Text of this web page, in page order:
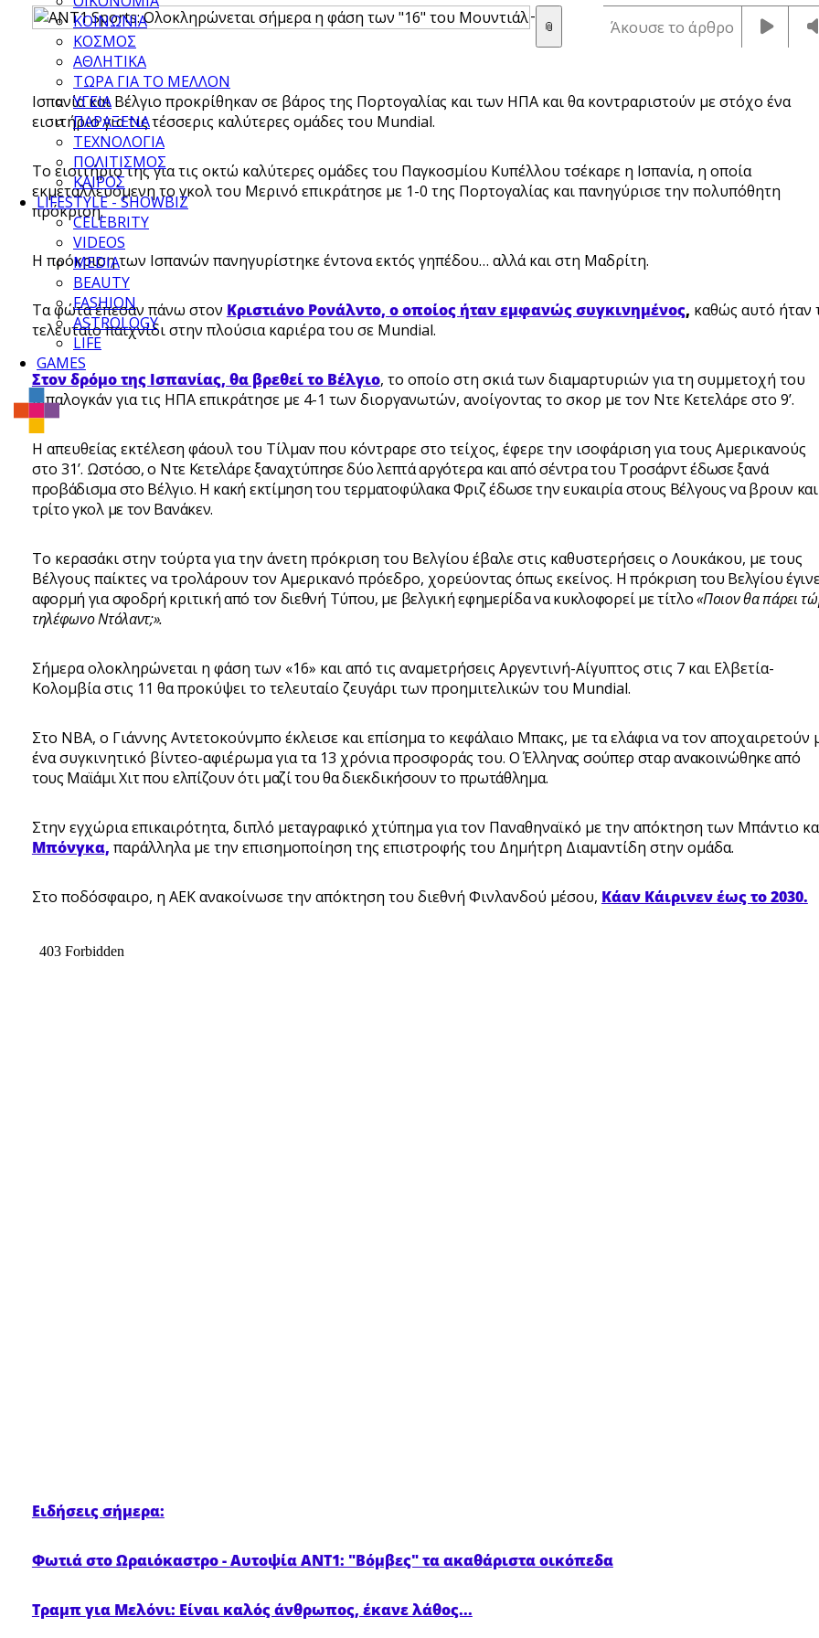
ΚΟΙΝΩΝΙΑ
ΚΟΣΜΟΣ
ΑΘΛΗΤΙΚΑ
ΤΩΡΑ ΓΙΑ ΤΟ ΜΕΛΛΟΝ
ΥΓΕΙΑ
ΠΑΡΑΞΕΝΑ
ΤΕΧΝΟΛΟΓΙΑ
ΠΟΛΙΤΙΣΜΟΣ
ΚΑΙΡΟΣ
LIFESTYLE - SHOWBIZ
CELEBRITY
VIDEOS
MEDIA
BEAUTY
FASHION
ASTROLOGY
LIFE
GAMES
-
📎 Άκουσε το άρθρο
Ισπανία και Βέλγιο προκρίθηκαν σε βάρος της Πορτογαλίας και των ΗΠΑ και θα κοντραριστούν με στόχο ένα
εισιτήριο για τις τέσσερις καλύτερες ομάδες του Mundial.
Το εισιτήριο της για τις οκτώ καλύτερες ομάδες του Παγκοσμίου Κυπέλλου τσέκαρε η Ισπανία, η οποία
εκμεταλλευόμενη το γκολ του Μερινό επικράτησε με 1-0 της Πορτογαλίας και πανηγύρισε την πολυπόθητη
πρόκριση.
Η πρόκριση των Ισπανών πανηγυρίστηκε έντονα εκτός γηπέδου… αλλά και στη Μαδρίτη.
Τα φώτα έπεσαν πάνω στον Κριστιάνο Ρονάλντο, ο οποίος ήταν εμφανώς συγκινημένος, καθώς αυτό ήταν
τελευταίο παιχνίδι στην πλούσια καριέρα του σε Mundial.
Στον δρόμο της Ισπανίας, θα βρεθεί το Βέλγιο, το οποίο στη σκιά των διαμαρτυριών για τη συμμετοχή του
Μπαλογκάν για τις ΗΠΑ επικράτησε με 4-1 των διοργανωτών, ανοίγοντας το σκορ με τον Ντε Κετελάρε στο 9’.
Η απευθείας εκτέλεση φάουλ του Τίλμαν που κόντραρε στο τείχος, έφερε την ισοφάριση για τους Αμερικανούς
στο 31’. Ωστόσο, ο Ντε Κετελάρε ξαναχτύπησε δύο λεπτά αργότερα και από σέντρα του Τροσάρντ έδωσε ξανά
προβάδισμα στο Βέλγιο. Η κακή εκτίμηση του τερματοφύλακα Φριζ έδωσε την ευκαιρία στους Βέλγους να βρουν και
τρίτο γκολ με τον Βανάκεν.
Το κερασάκι στην τούρτα για την άνετη πρόκριση του Βελγίου έβαλε στις καθυστερήσεις ο Λουκάκου, με τους
Βέλγους παίκτες να τρολάρουν τον Αμερικανό πρόεδρο, χορεύοντας όπως εκείνος. Η πρόκριση του Βελγίου
αφορμή για σφοδρή κριτική από τον διεθνή Τύπου, με βελγική εφημερίδα να κυκλοφορεί με τίτλο«Ποιον θα πάρει
τηλέφωνο Ντόλαντ;».
Σήμερα ολοκληρώνεται η φάση των «16» και από τις αναμετρήσεις Αργεντινή-Αίγυπτος στις 7 και Ελβετία-
Κολομβία στις 11 θα προκύψει το τελευταίο ζευγάρι των προημιτελικών του Mundial.
Στο ΝΒΑ, ο Γιάννης Αντετοκούνμπο έκλεισε και επίσημα το κεφάλαιο Μπακς, με τα ελάφια να τον αποχαιρετούν
ένα συγκινητικό βίντεο-αφιέρωμα για τα 13 χρόνια προσφοράς του. Ο Έλληνας σούπερ σταρ ανακοινώθηκε από
τους Μαϊάμι Χιτ που ελπίζουν ότι μαζί του θα διεκδικήσουν το πρωτάθλημα.
Στην εγχώρια επικαιρότητα, διπλό μεταγραφικό χτύπημα για τον Παναθηναϊκό με την απόκτηση των Μπάντιο κα
Μπόνγκα, παράλληλα με την επισημοποίηση της επιστροφής του Δημήτρη Διαμαντίδη στην ομάδα.
Στο ποδόσφαιρο, η ΑΕΚ ανακοίνωσε την απόκτηση του διεθνή Φινλανδού μέσου, Κάαν Κάιρινεν έως το 2030.
Ειδήσεις σήμερα:
Φωτιά στο Ωραιόκαστρο - Αυτοψία ΑΝΤ1: "Βόμβες" τα ακαθάριστα οικόπεδα
Τραμπ για Μελόνι: Είναι καλός άνθρωπος, έκανε λάθος...